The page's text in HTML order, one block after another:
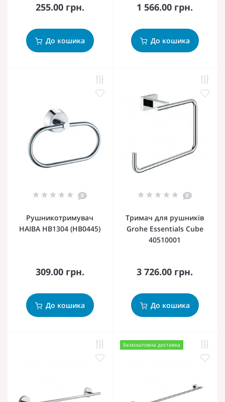
255.00 грн.
До кошика
1 566.00 грн.
До кошика
0
Рушникотримувач
HAIBA HB1304 (HB0445)
309.00 грн.
До кошика
0
Тримач для рушників
Grohe Essentials Cube
40510001
3 726.00 грн.
До кошика
Безкоштовна доставка